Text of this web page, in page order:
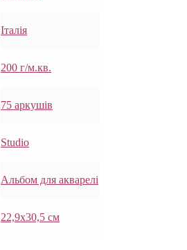
Італія
200 г/м.кв.
75 аркушів
Studio
Альбом для акварелі
22,9х30,5 см